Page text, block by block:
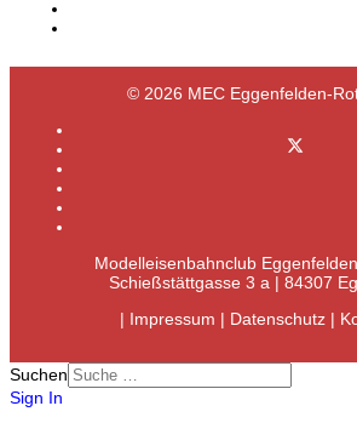
© 2026 MEC Eggenfelden-
Modelleisenbahnclub
Schießstättgasse 3 a | 84307
| Impressum | Datenschutz |
Suchen
Sign In